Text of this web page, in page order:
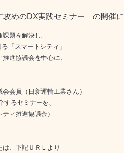
めのDX実践セミナー の開催に
題を解決し、
「スマートシティ」
進協議会を中心に、
会員（日新運輸工業さん）
るセミナーを、
ィ推進協議会）
、下記ＵＲＬより